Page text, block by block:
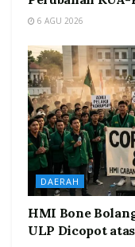
6 AGU 2026
DAERAH
HMI Bone
ULP Dicopot